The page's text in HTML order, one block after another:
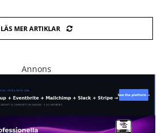
LÄS MER ARTIKLAR
Annons